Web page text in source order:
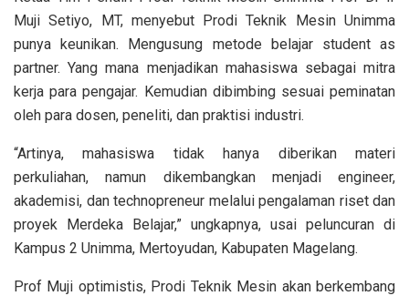
Muji Setiyo, MT, menyebut Prodi Teknik Mesin Unimma
punya keunikan. Mengusung metode belajar student as
partner. Yang mana menjadikan mahasiswa sebagai mitra
kerja para pengajar. Kemudian dibimbing sesuai peminatan
oleh para dosen, peneliti, dan praktisi industri.
“Artinya, mahasiswa tidak hanya diberikan materi
perkuliahan, namun dikembangkan menjadi engineer,
akademisi, dan technopreneur melalui pengalaman riset dan
proyek Merdeka Belajar,” ungkapnya, usai peluncuran di
Kampus 2 Unimma, Mertoyudan, Kabupaten Magelang.
Prof Muji optimistis, Prodi Teknik Mesin akan berkembang